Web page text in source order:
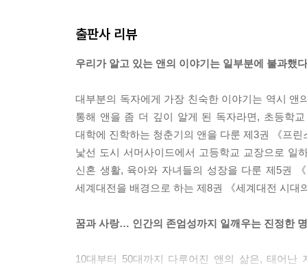
예상치 못한 새로운 장이 시작되는 경우도 있는 것
--- p.161
2층에서 로즈메리는 자기 방 창가에 앉아 오랫동
숭하여 가라앉지 않았다. 낡아버린 오랜 꿈에 갑자
뜰에는 마지막까지 남아 있던 한 송이 붉은 장미
것이다.
--- p.167
--- p.222
“겉으로는 웃지 않을지 몰라요. 하지만 웃을지도
출판사 리뷰
우리가 알고 있는 앤의 이야기는 일부분에 불과했
대부분의 독자에게 가장 친숙한 이야기는 역시
통해 앤을 좀 더 깊이 알게 된 독자라면, 초등학
대학에 진학하는 청춘기의 앤을 다룬 제3권 《프
낯선 도시 서머사이드에서 고등학교 교장으로 일
신혼 생활, 육아와 자녀들의 성장을 다룬 제5권
세계대전을 배경으로 하는 제8권 《세계대전 시
꿈과 사랑… 인간의 존엄성까지 일깨우는 진정한
10대부터 50대까지 다루어진 앤의 삶은, 태어